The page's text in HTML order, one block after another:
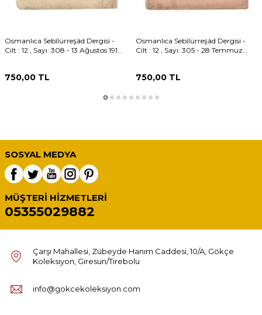
Osmanlıca Sebîlürreşâd Dergisi -
Cilt : 12 , Sayı: 308 - 13 Ağustos 1914
750,00 TL
Osmanlıca Sebîlürreşâd Dergisi -
Cilt : 12 , Sayı: 305 - 28 Temmuz
750,00TL
SOSYAL MEDYA
MÜŞTERI HIZMETLERI
05355029882
Çarşı Mahallesi, Zübeyde Hanım Caddesi, 10/A, Gökçe
Koleksiyon, Giresun/Tirebolu
info@gokcekoleksiyon.com